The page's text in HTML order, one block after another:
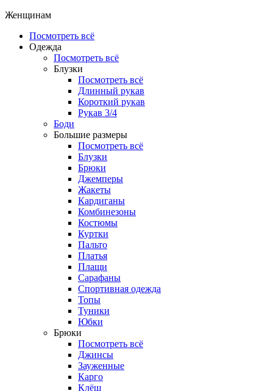
Женщинам
Посмотреть всё
Одежда
Посмотреть всё
Блузки
Посмотреть всё
Длинный рукав
Короткий рукав
Рукав 3/4
Боди
Большие размеры
Посмотреть всё
Блузки
Брюки
Джемперы
Жакеты
Кардиганы
Комбинезоны
Костюмы
Куртки
Пальто
Платья
Плащи
Сарафаны
Спортивная одежда
Топы
Туники
Юбки
Брюки
Посмотреть всё
Джинсы
Зауженные
Карго
Клёш